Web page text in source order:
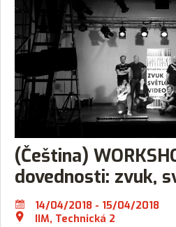
(Čeština)
dovednosti: zvuk,
14/04/2018 - 15/04/2018
IIM, Technická 2